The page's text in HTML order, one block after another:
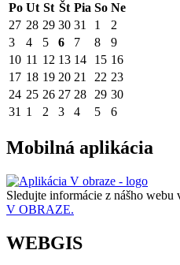
Po Ut St Št Pia So Ne
27 28 29 30 31 1
2
3
4 5 6 7 8
9
10 11 12 13 14 15 16
17 18 19 20 21 22 23
24 25 26 27 28 29 30
31 1 2 3 4 5 6
Mobilná aplikácia
Sledujte informácie z nášho webu
V OBRAZE.
WEBGIS